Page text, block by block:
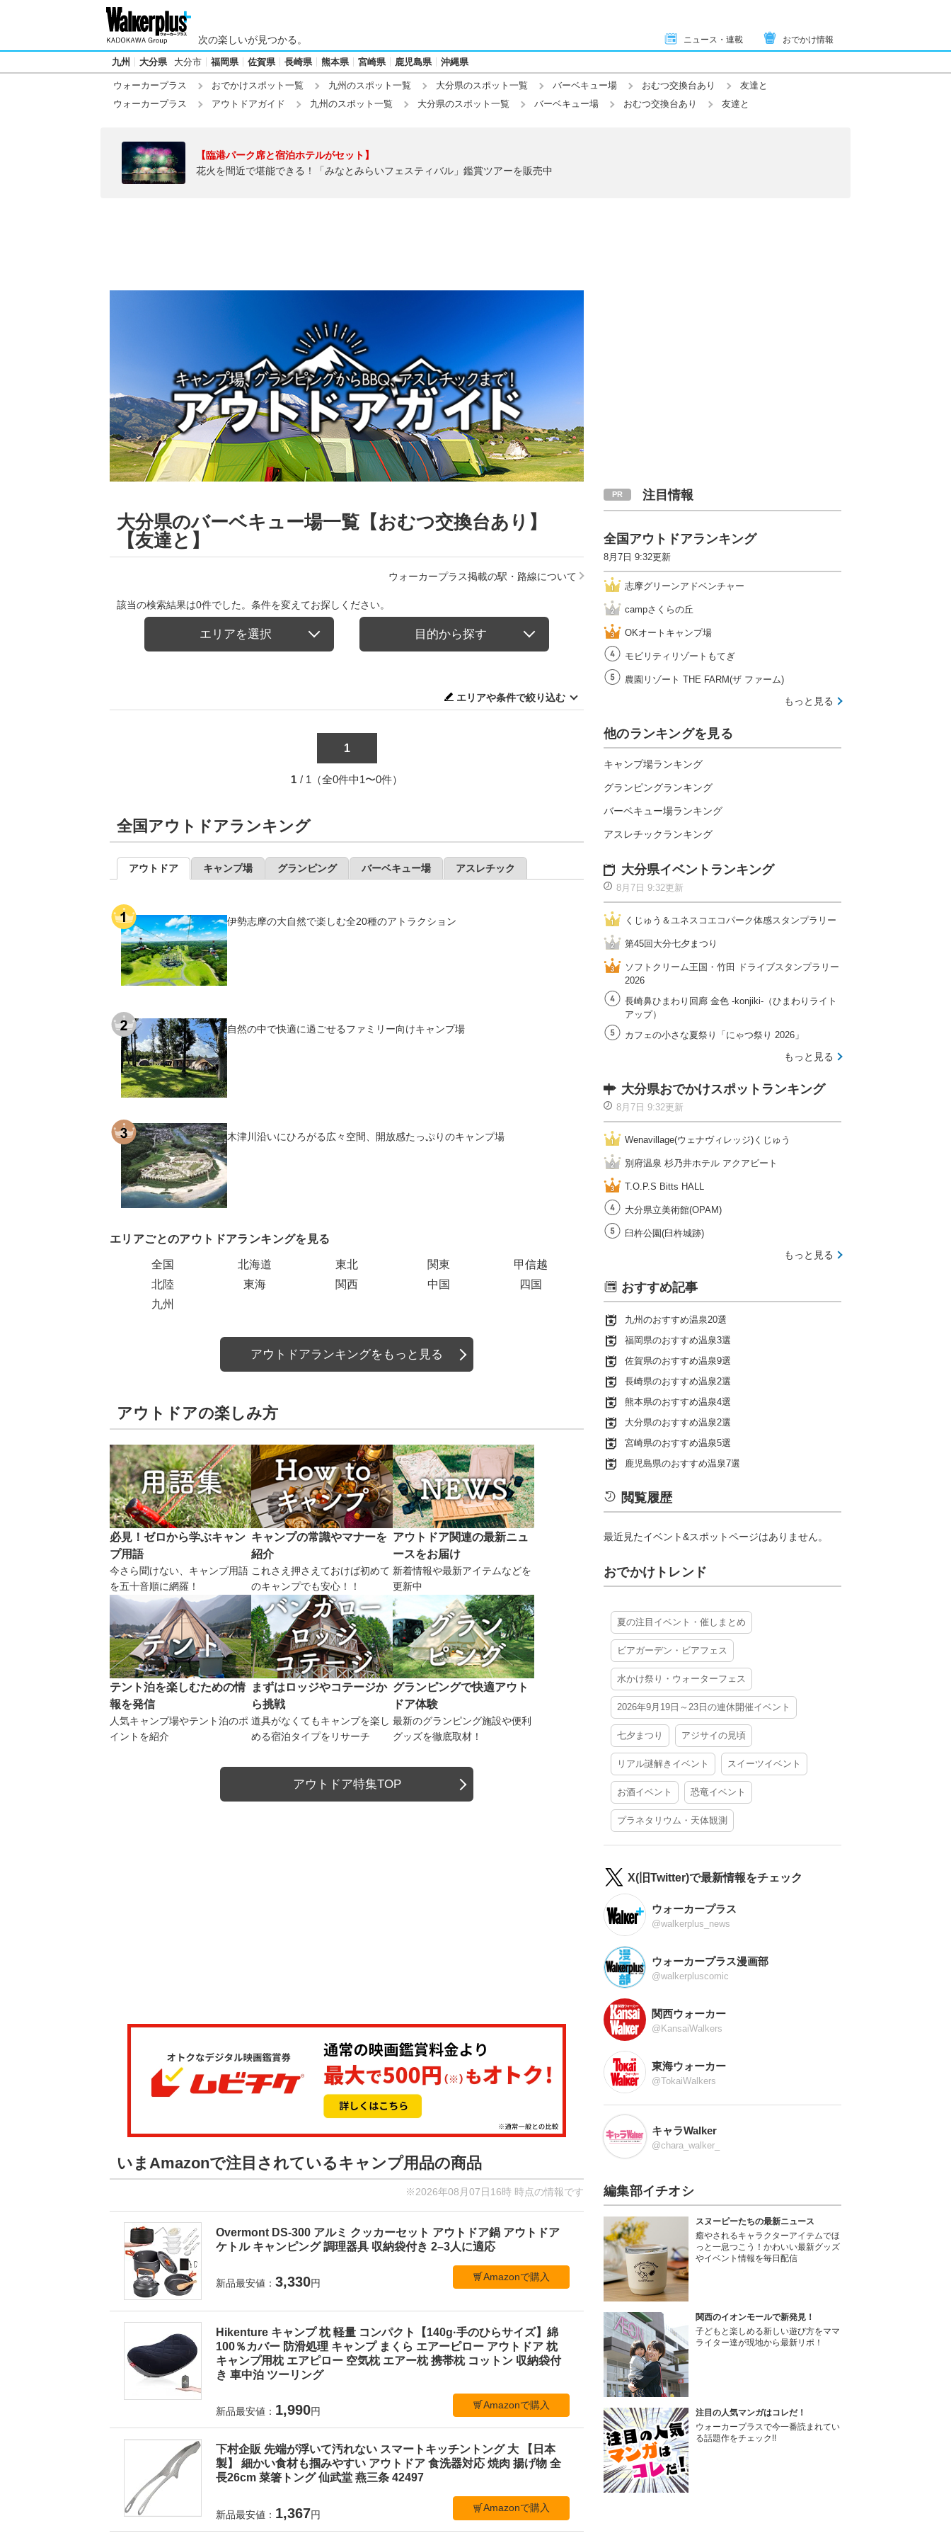
次の楽しいが見つかる。 ニュース・連載 おでかけ情報
九州 大分県 大分市 福岡県 佐賀県 長崎県 熊本県 宮崎県 鹿児島県 沖縄県
ウォーカープラス おでかけスポット一覧 九州のスポット一覧 大分県のスポット一覧 バーベキュー場 おむつ交換台あり
友達と
ウォーカープラス
アウトドアガイド 九州のスポット一覧 大分県のスポット一覧 バーベキュー場 おむつ交換台あり 友達と
【臨港パーク席と宿泊ホテルがセット】
花火を間近で堪能できる！「みなとみらいフェスティバル」鑑賞ツアーを販売中
大分県のバーベキュー場一覧【おむつ交換台あり】
【友達と】
ウォーカープラス掲載の駅・路線について
該当の検索結果は0件でした。条件を変えてお探しください。
エリアを選択 目的から探す
エリアや条件で絞り込む
1
1 / 1（全0件中1〜0件）
全国アウトドアランキング
アウトドア キャンプ場 グランピング バーベキュー場 アスレチック
伊勢志摩の大自然で楽しむ全20種のアトラクション
自然の中で快適に過ごせるファミリー向けキャンプ場
木津川沿いにひろがる広々空間、開放感たっぷりのキャンプ場
エリアごとのアウトドアランキングを見る
全国 北海道 東北 関東
甲信越
北陸
東海 関西 中国
四国
九州
アウトドアランキングをもっと見る
伊勢志摩の大自然で楽しむ全20種のアトラクション
自然の中で快適に過ごせるファミリー向けキャンプ場
木津川沿いにひろがる広々空間、開放感たっぷりのキ
エリアごとのキャンプ場ランキングを見る
北陸
九州
キャンプ場ランキングをもっと見る
アウトドアの楽しみ方
必見！ゼロから学ぶキャン
プ用語
今さら聞けない、キャンプ用語
を五十音順に網羅！
キャンプの常識やマナーを
紹介
これさえ押さえておけば初めて
のキャンプでも安心！！
アウトドア関連の最新ニュ
ースをお届け
新着情報や最新アイテムなどを
更新中
テント泊を楽しむための情
報を発信
人気キャンプ場やテント泊のポ
イントを紹介
まずはロッジやコテージか
ら挑戦
道具がなくてもキャンプを楽し
める宿泊タイプをリサーチ
グランピングで快適アウト
ドア体験
最新のグランピング施設や便利
グッズを徹底取材！
アウトドア特集TOP
いまAmazonで注目されているキャンプ用品の商品
※2026年08月07日16時 時点の情報です
Overmont DS-300 アルミ クッカーセット アウトドア鍋 アウトドア
ケトル キャンピング 調理器具 収納袋付き 2–3人に適応
新品最安値： 3,330円
Amazonで購入
Hikenture キャンプ 枕 軽量 コンパクト【140g·手のひらサイズ】綿
100％カバー 防滑処理 キャンプ まくら エアーピロー アウトドア 枕
キャンプ用枕 エアピロー 空気枕 エアー枕 携帯枕 コットン 収納袋付
き 車中泊 ツーリング
新品最安値： 1,990円
Amazonで購入
下村企販 先端が浮いて汚れない スマートキッチントング 大 【日本
製】 細かい食材も掴みやすい アウトドア 食洗器対応 焼肉 揚げ物 全
長26cm 菜箸トング 仙武堂 燕三条 42497
新品最安値： 1,367円
Amazonで購入
注目情報
全国アウトドアランキング
8月7日 9:32更新
志摩グリーンアドベンチャー
campさくらの丘
OKオートキャンプ場
モビリティリゾートもてぎ
農園リゾート THE FARM(ザ ファーム)
もっと見る
他のランキングを見る
キャンプ場ランキング
グランピングランキング
バーベキュー場ランキング
アスレチックランキング
大分県イベントランキング
8月7日 9:32更新
くじゅう＆ユネスコエコパーク体感スタンプラリー
第45回大分七夕まつり
ソフトクリーム王国・竹田 ドライブスタンプラリー
2026
長崎鼻ひまわり回廊 金色 -konjiki-（ひまわりライト
アップ）
カフェの小さな夏祭り「にゃつ祭り 2026」
もっと見る
大分県おでかけスポットランキング
8月7日 9:32更新
Wenavillage(ウェナヴィレッジ)くじゅう
別府温泉 杉乃井ホテル アクアビート
T.O.P.S Bitts HALL
大分県立美術館(OPAM)
臼杵公園(臼杵城跡)
もっと見る
おすすめ記事
九州のおすすめ温泉20選
福岡県のおすすめ温泉3選
佐賀県のおすすめ温泉9選
長崎県のおすすめ温泉2選
熊本県のおすすめ温泉4選
大分県のおすすめ温泉2選
宮崎県のおすすめ温泉5選
鹿児島県のおすすめ温泉7選
閲覧履歴
最近見たイベント&スポットページはありません。
おでかけトレンド
夏の注目イベント・催しまとめ
ビアガーデン・ビアフェス
水かけ祭り・ウォーターフェス
2026年9月19日～23日の連休開催イベント
七夕まつり アジサイの見頃
リアル謎解きイベント スイーツイベント
お酒イベント 恐竜イベント
プラネタリウム・天体観測
X(旧Twitter)で最新情報をチェック
ウォーカープラス
@walkerplus_news
ウォーカープラス漫画部
@walkerpluscomic
関西ウォーカー
@KansaiWalkers
東海ウォーカー
@TokaiWalkers
キャラWalker
@chara_walker_
編集部イチオシ
スヌーピーたちの最新ニュース
癒やされるキャラクターアイテムでほ
っと一息つこう！かわいい最新グッズ
やイベント情報を毎日配信
関西のイオンモールで新発見！
子どもと楽しめる新しい遊び方をママ
ライター達が現地から最新リポ！
注目の人気マンガはコレだ！
ウォーカープラスで今一番読まれてい
る話題作をチェック!!